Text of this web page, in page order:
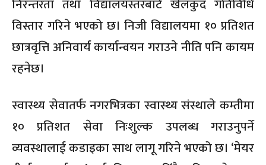
निरन्तरता तथा विद्यालयस्तरबाटै खेलकुद गतिविधि
विस्तार गरिने भएको छ। निजी विद्यालयमा १० प्रतिशत
छात्रवृत्ति अनिवार्य कार्यान्वयन गराउने नीति पनि कायम
रहनेछ।
स्वास्थ्य सेवातर्फ नगरभित्रका स्वास्थ्य संस्थाले कम्तीमा
१० प्रतिशत सेवा निःशुल्क उपलब्ध गराउनुपर्ने
व्यवस्थालाई कडाइका साथ लागू गरिने भएको छ। ‘मेयर